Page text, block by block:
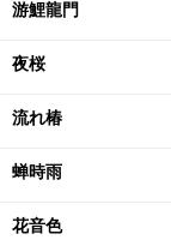
游鯉龍門
夜桜
流れ椿
蝉時雨
花音色